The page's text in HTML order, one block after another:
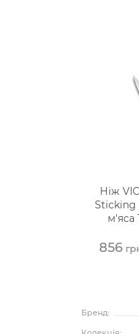
Ніж
Sticking
м'яса
856
Бренд: